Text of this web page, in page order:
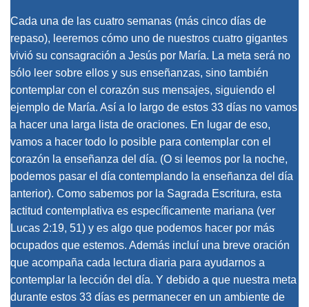
Cada una de las cuatro semanas (más cinco días de
repaso), leeremos cómo uno de nuestros cuatro gigantes
vivió su consagración a Jesús por María. La meta será no
sólo leer sobre ellos y sus enseñanzas, sino también
contemplar con el corazón sus mensajes, siguiendo el
ejemplo de María. Así a lo largo de estos 33 días no vamos
a hacer una larga lista de oraciones. En lugar de eso,
vamos a hacer todo lo posible para contemplar con el
corazón la enseñanza del día. (O si leemos por la noche,
podemos pasar el día contemplando la enseñanza del día
anterior). Como sabemos por la Sagrada Escritura, esta
actitud contemplativa es específicamente mariana (ver
Lucas 2:19, 51) y es algo que podemos hacer por más
ocupados que estemos. Además incluí una breve oración
que acompaña cada lectura diaria para ayudarnos a
contemplar la lección del día. Y debido a que nuestra meta
durante estos 33 días es permanecer en un ambiente de